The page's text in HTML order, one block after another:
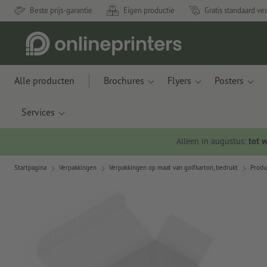
Beste prijs-garantie Eigen productie Gratis standaard
Alle producten Brochures Flyers Posters
Services
Alleen in augustus: tot
Startpagina Verpakkingen Verpakkingen op maat van golfkarton, bedrukt